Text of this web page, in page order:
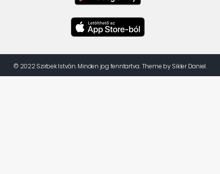
© 2022 Szirbek István. Minden jog fenntartva. Theme by Sikler Daniel.